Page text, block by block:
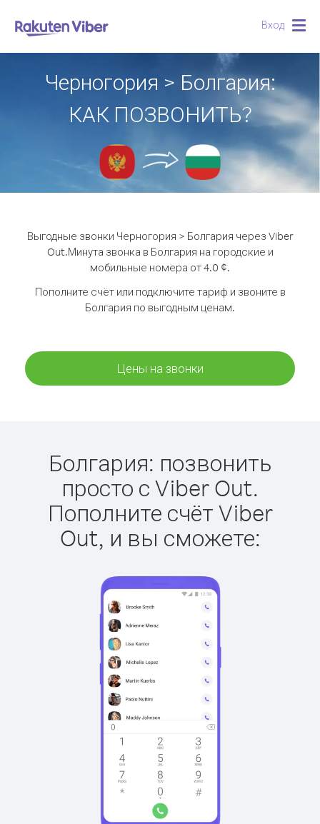
Вход
Черногория > Болгария:
КАК ПОЗВОНИТЬ?
Выгодные звонки Черногория > Болгария через Viber
Out.Минута звонка в Болгария на городские и
мобильные номера от 4.0 ¢.
Пополните счёт или подключите тариф и звоните в
Болгария по выгодным ценам.
Цены на звонки
Болгария: позвонить
просто с Viber Out.
Пополните счёт Viber
Out, и вы сможете: